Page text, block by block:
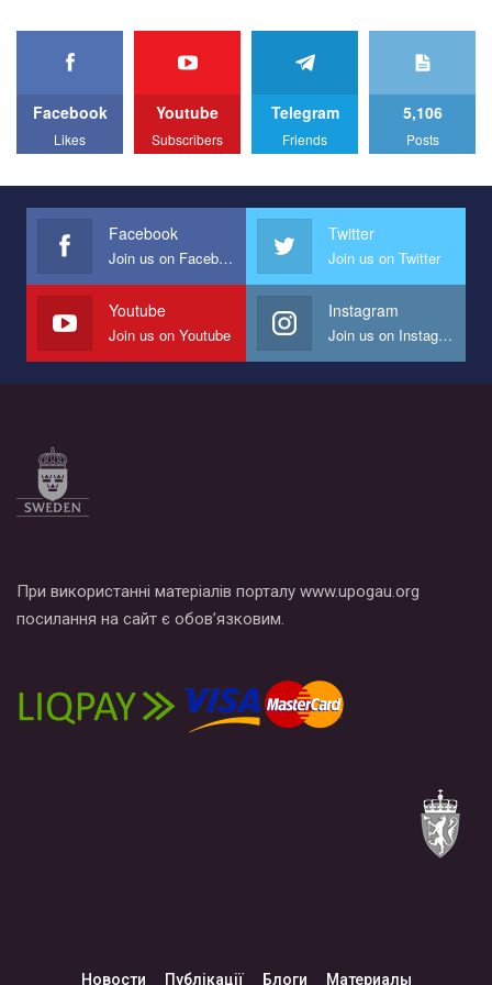
We appeal to your support and ask to help us implement our plan
All you have to do is to press "Like" below the video.
Эмоционально сильный ролик от команды "Гей-альянс
представляющий программу развития организации.
Мы просим вас поддержать нас и помочь нам реализовать
наш план по борьбе с насилием и дискриминацией на почве
СОГИ в Украине.
Все, что вам нужно сделать - это зайти на наш канал YouTube
по этой ссылке и поставить лайк под видео.
Facebook
Likes
Youtube
Subscribers
Telegram
Friends
5,106
Posts
Facebook
Join us on Facebook
Twitter
Join us on Twitter
Youtube
Join us on Youtube
Instagram
Join us on Instagram
При використанні матеріалів порталу www.upogau.org
посилання на сайт є обов’язковим.
Новости Публікації Блоги Материалы